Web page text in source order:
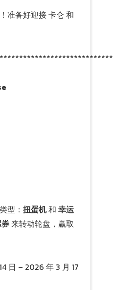
准备好迎接 卡仑 和
型： 扭蛋机和 幸运
来转动轮盘，赢取
日 – 2026 年 3 月 17